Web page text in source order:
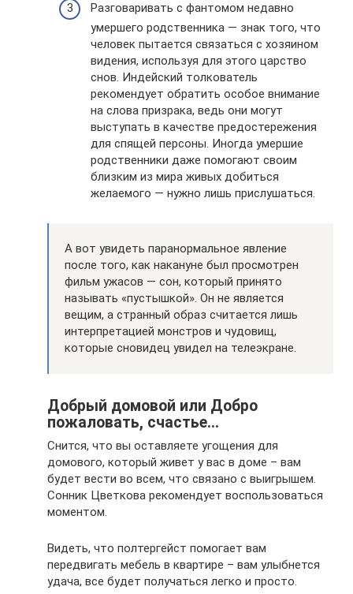
Разговаривать с фантомом недавно
умершего родственника — знак того, что
человек пытается связаться с хозяином
видения, используя для этого царство
снов. Индейский толкователь
рекомендует обратить особое внимание
на слова призрака, ведь они могут
выступать в качестве предостережения
для спящей персоны. Иногда умершие
родственники даже помогают своим
близким из мира живых добиться
желаемого — нужно лишь прислушаться.
А вот увидеть паранормальное явление
после того, как накануне был просмотрен
фильм ужасов — сон, который принято
называть «пустышкой». Он не является
вещим, а странный образ считается лишь
интерпретацией монстров и чудовищ,
которые сновидец увидел на телеэкране.
Добрый домовой или Добро
пожаловать, счастье…
Снится, что вы оставляете угощения для
домового, который живет у вас в доме – вам
будет вести во всем, что связано с выигрышем.
Сонник Цветкова рекомендует воспользоваться
моментом.
Видеть, что полтергейст помогает вам
передвигать мебель в квартире – вам улыбнется
удача, все будет получаться легко и просто.